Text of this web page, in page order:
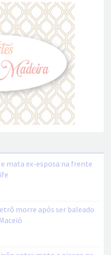
mata ex-esposa na frente
morre após ser baleado